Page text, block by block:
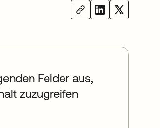
Felder aus,
zuzugreifen